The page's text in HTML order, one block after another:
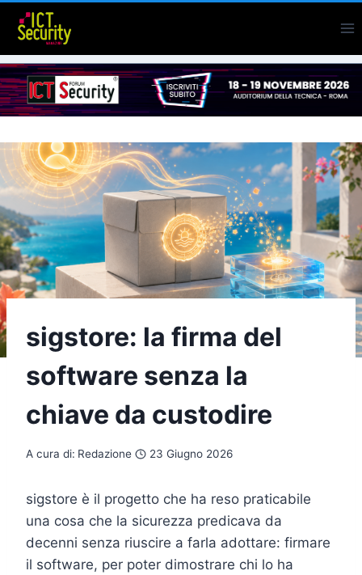
Salta
contenuto
sigstore: la firma del
software senza la
chiave da custodire
A cura di: Redazione 23 Giugno 2026
sigstore è il progetto che ha reso praticabile
una cosa che la sicurezza predicava da
decenni senza riuscire a farla adottare: firmare
il software, per poter dimostrare chi lo ha